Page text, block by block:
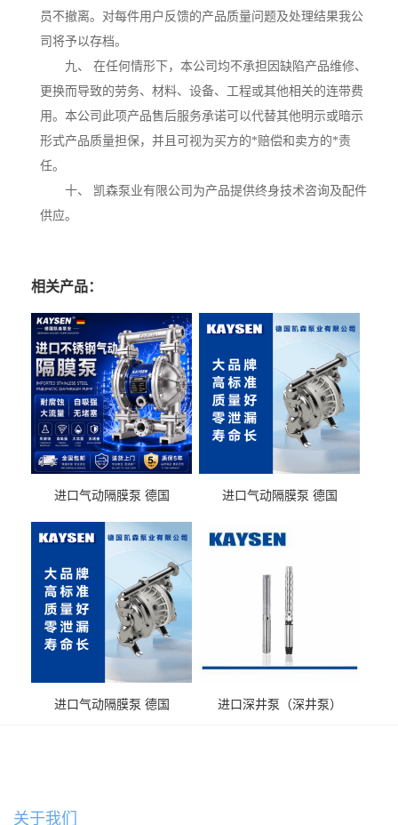
员不撤离。对每件用户反馈的产品质量问题及处理结果我公
司将予以存档。
九、 在任何情形下，本公司均不承担因缺陷产品维修、
更换而导致的劳务、材料、设备、工程或其他相关的连带费
用。本公司此项产品售后服务承诺可以代替其他明示或暗示
形式产品质量担保，并且可视为买方的*赔偿和卖方的*责
任。
十、 凯森泵业有限公司为产品提供终身技术咨询及配件
供应。
相关产品：
进口气动隔膜泵 德国
送气动泵
进口气动隔膜泵 德国
输送
进口气动隔膜泵 德国
进口深井泵（深井泵）
关于我们